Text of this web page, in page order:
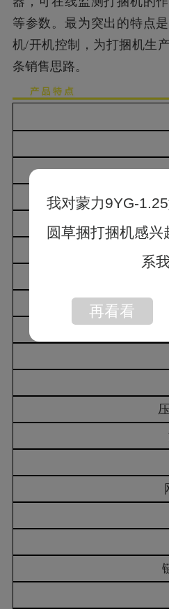
等参数。最为突出的特点
机/开机控制，为打捆机生
条销售思路。